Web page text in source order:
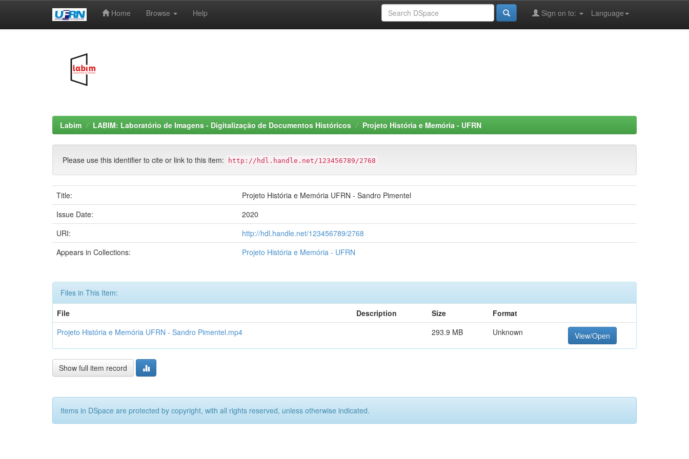
Home Browse Help Language
Sign on to:
Labim LABIM: Laboratório de Imagens - Digitalização de Documentos Históricos Projeto História e Memória - UFRN
Please use this identifier to cite or link to this item: http://hdl.handle.net/123456789/2768
Title:
Projeto História e Memória UFRN - Sandro Pimentel
Issue Date:
2020
URI:
http://hdl.handle.net/123456789/2768
Appears in Collections:
Projeto História e Memória - UFRN
Files in This Item:
File
Description Size
Format
Projeto História e Memória UFRN - Sandro Pimentel.mp4
293.9 MB Unknown View/Open
Show full item record
Items in DSpace are protected by copyright, with all rights reserved, unless otherwise indicated.